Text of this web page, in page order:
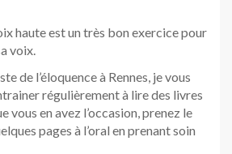
haute est un très bon exercice pour
voix.
de l’éloquence à Rennes, je vous
régulièrement à lire des livres
vous en avez l’occasion, prenez le
pages à l’oral en prenant soin